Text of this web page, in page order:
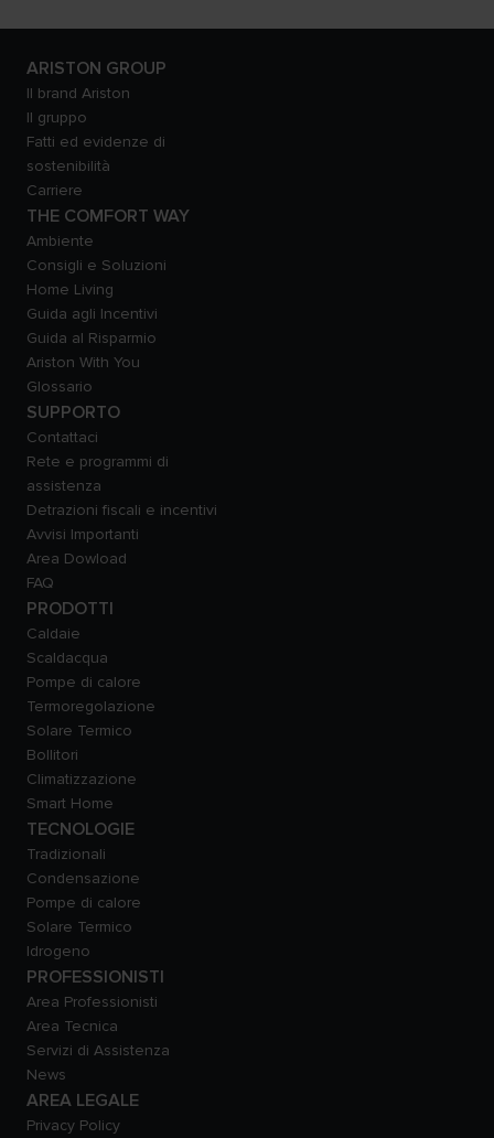
ARISTON GROUP
Il brand Ariston
Il gruppo
Fatti ed evidenze di
sostenibilità
Carriere
THE COMFORT WAY
Ambiente
Consigli e Soluzioni
Home Living
Guida agli Incentivi
Guida al Risparmio
Ariston With You
Glossario
SUPPORTO
Contattaci
Rete e programmi di
assistenza
Detrazioni fiscali e incentivi
Avvisi Importanti
Area Dowload
FAQ
PRODOTTI
Caldaie
Scaldacqua
Pompe di calore
Termoregolazione
Solare Termico
Bollitori
Climatizzazione
Smart Home
TECNOLOGIE
Tradizionali
Condensazione
Pompe di calore
Solare Termico
Idrogeno
PROFESSIONISTI
Area Professionisti
Area Tecnica
Servizi di Assistenza
News
AREA LEGALE
Privacy Policy